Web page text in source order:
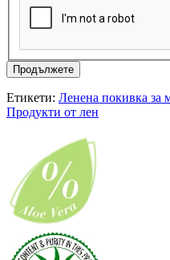
Продължете
Етикети: Ленена покивка за
Продукти от лен